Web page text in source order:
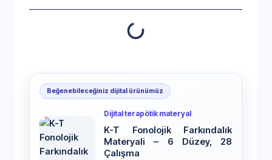
Beğenebileceğiniz dijital ürünümüz
Dijital terapötik materyal
K-T Fonolojik Farkındalık
Materyali – 6 Düzey, 28
Çalışma